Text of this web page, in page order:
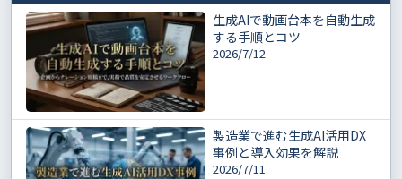
生成AIで動画台本を自動生成
する手順とコツ
2026/7/12
製造業で進む生成AI活用DX
事例と導入効果を解説
2026/7/11